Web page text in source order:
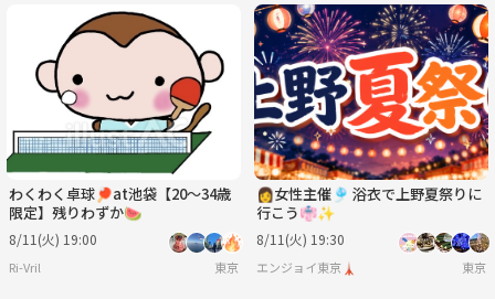
わくわく卓球🏓at池袋【20〜34歳
限定】残りわずか🍉
8/11(火) 19:00
Ri-Vril 東京
👩女性主催🎐 浴衣で上野夏祭りに
行こう👘✨
8/11(火) 19:30
エンジョイ東京🗼 東京